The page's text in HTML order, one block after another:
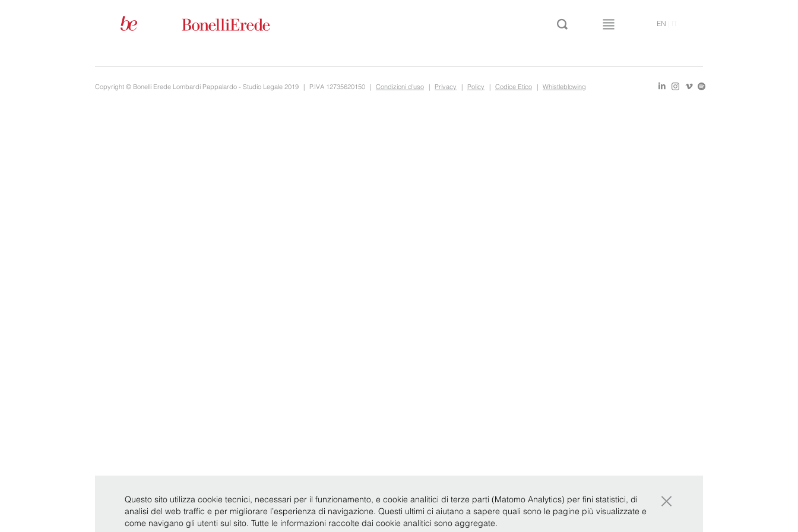
EN
Copyright © Bonelli Erede Lombardi Pappalardo - Studio Legale 2019 | P.IVA 12735620150 | Condizioni d'uso | Privacy | Policy | Codice Etico | Whistleblowing
Questo sito utilizza cookie tecnici, necessari per il funzionamento, e cookie analitici di terze parti (Matomo Analytics) per fini statistici, di
analisi del web traffic e per migliorare l’esperienza di navigazione. Questi ultimi ci aiutano a sapere quali sono le pagine più visualizzate e
come navigano gli utenti sul sito. Tutte le informazioni raccolte dai cookie analitici sono aggregate.
×